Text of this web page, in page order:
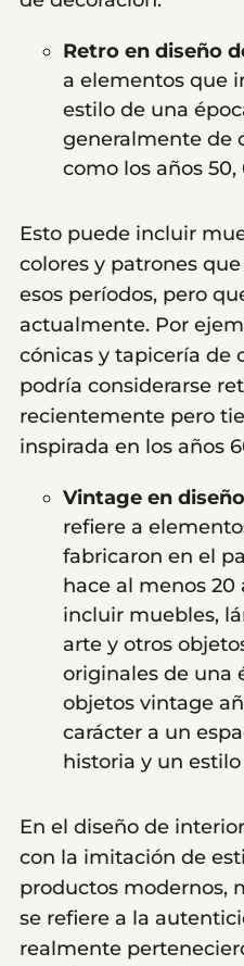
Retro en diseño
a elementos que
estilo de una
generalmente de
como los años 50,
Esto puede incluir
colores y patrones
esos períodos, pero
actualmente. Por
cónicas y tapicería de
podría considerarse
recientemente pero
inspirada en los años
Vintage en
refiere a
fabricaron en el
hace al menos 20
incluir muebles,
arte y otros
originales de una
objetos vintage
carácter a un
historia y un
En el diseño de
con la imitación de
productos modernos,
se refiere a la
realmente